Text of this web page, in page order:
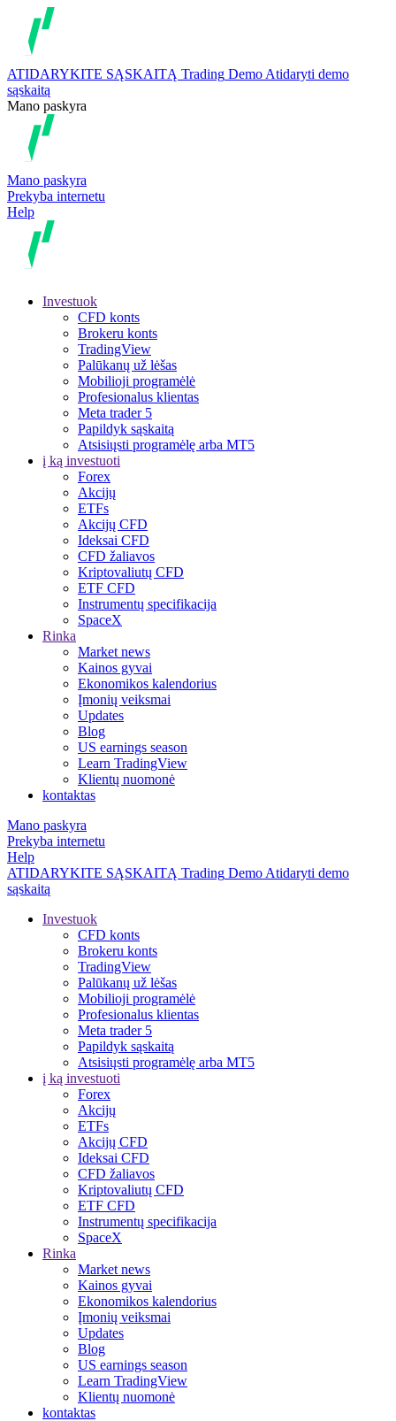
ATIDARYKITE SĄSKAITĄ Trading Demo Atidaryti demo
sąskaitą
Mano paskyra
Mano paskyra
Prekyba internetu
Help
Investuok
CFD konts
Brokeru konts
TradingView
Palūkanų už lėšas
Mobilioji programėlė
Profesionalus klientas
Meta trader 5
Papildyk sąskaitą
Atsisiųsti programėlę arba MT5
į ką investuoti
Forex
Akcijų
ETFs
Akcijų CFD
Ideksai CFD
CFD žaliavos
Kriptovaliutų CFD
ETF CFD
Instrumentų specifikacija
SpaceX
Rinka
Market news
Kainos gyvai
Ekonomikos kalendorius
Įmonių veiksmai
Updates
Blog
US earnings season
Learn TradingView
Klientų nuomonė
kontaktas
Mano paskyra
Prekyba internetu
Help
ATIDARYKITE SĄSKAITĄ Trading Demo Atidaryti demo
sąskaitą
Investuok
CFD konts
Brokeru konts
TradingView
Palūkanų už lėšas
Mobilioji programėlė
Profesionalus klientas
Meta trader 5
Papildyk sąskaitą
Atsisiųsti programėlę arba MT5
į ką investuoti
Forex
Akcijų
ETFs
Akcijų CFD
Ideksai CFD
CFD žaliavos
Kriptovaliutų CFD
ETF CFD
Instrumentų specifikacija
SpaceX
Rinka
Market news
Kainos gyvai
Ekonomikos kalendorius
Įmonių veiksmai
Updates
Blog
US earnings season
Learn TradingView
Klientų nuomonė
kontaktas